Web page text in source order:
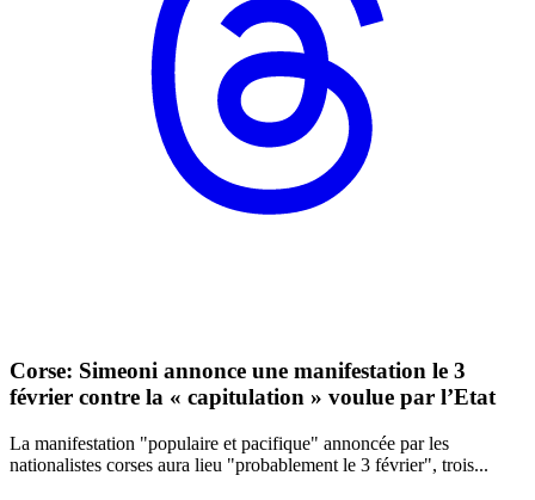
Corse: Simeoni annonce une manifestation le 3
février contre la « capitulation » voulue par l’Etat
La manifestation "populaire et pacifique" annoncée par les
nationalistes corses aura lieu "probablement le 3 février", trois...